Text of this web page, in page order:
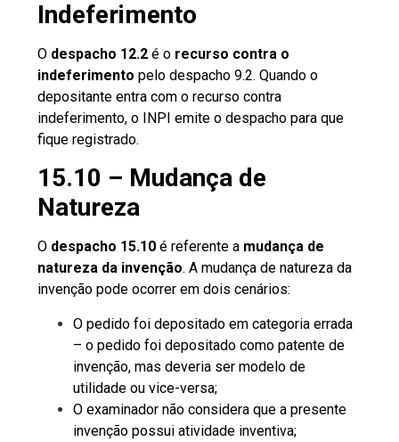
Indeferimento
O despacho 12.2 é o recurso contra o
indeferimento pelo despacho 9.2. Quando o
depositante entra com o recurso contra
indeferimento, o INPI emite o despacho para que
fique registrado.
15.10 – Mudança de
Natureza
O despacho 15.10 é referente a mudança de
natureza da invenção. A mudança de natureza da
invenção pode ocorrer em dois cenários:
O pedido foi depositado em categoria errada
– o pedido foi depositado como patente de
invenção, mas deveria ser modelo de
utilidade ou vice-versa;
O examinador não considera que a presente
invenção possui atividade inventiva;